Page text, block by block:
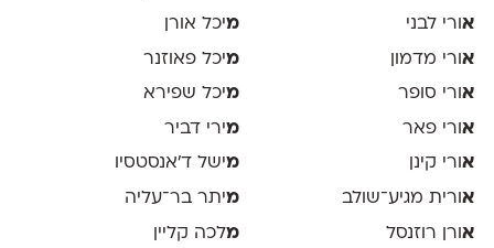
אורי לבני
אורי מדמון
אורי סופר
אורי פאר
אורי קינן
אורית מגיע־שולב
אורן רוזנסל
מיכל אורן
מיכל פאוזנר
מיכל שפירא
מירי דביר
מישל ד׳אנסטסיו
מיתר בר־עליה
מלכה קליין